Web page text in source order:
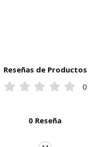
Reseñas de Productos
0
0 Reseña